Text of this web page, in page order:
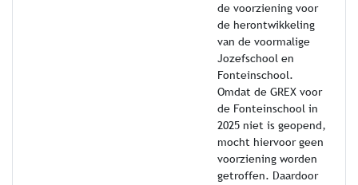
de voorziening voor
de herontwikkeling
van de voormalige
Jozefschool en
Fonteinschool.
Omdat de GREX voor
de Fonteinschool in
2025 niet is geopend,
mocht hiervoor geen
voorziening worden
getroffen. Daardoor